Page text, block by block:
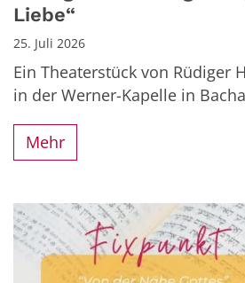
Liebe“
25. Juli 2026
Ein Theaterstück von Rüdiger
in der Werner-Kapelle in
Mehr